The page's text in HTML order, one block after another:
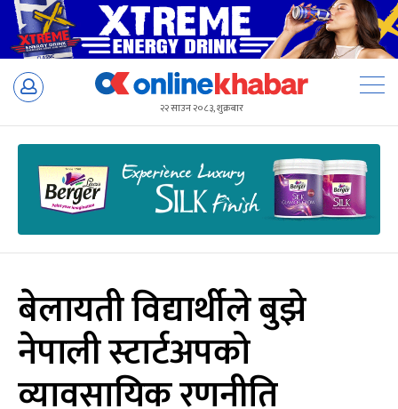
Skip
२२ साउन २०८३, शुक्रबार
बेलायती विद्यार्थीले बुझे
नेपाली स्टार्टअपको
व्यावसायिक रणनीति